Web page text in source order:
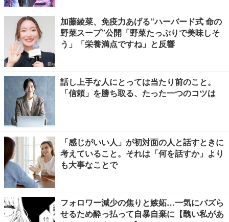
加藤綾菜、免疫力あげる“ハーバード式 命の
野菜スープ”公開「野菜たっぷりで美味しそ
う」「栄養満点ですね」と反響
話し上手な人にとっては当たり前のこと。
「信頼」を勝ち取る、たった一つのコツは
「感じがいい人」が初対面の人と話すときに
考えていること。それは「何を話すか」より
も大事なことで
フォロワー減少の焦りと嫉妬…一気にバズら
せるため酔っ払って自暴自棄に【醜い私があ